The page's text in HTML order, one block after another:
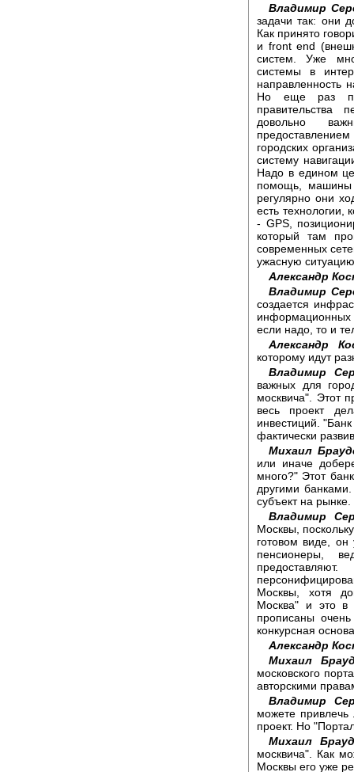
Владимир
задачи так: они
Как принято
и front end
систем. Уже
системы в
направленность
Но еще раз
правительства
довольно
городских
систему
Надо в едином
помощь,
регулярно они
есть технологии,
- GPS,
который там
современных
ужасную
Александр
Владимир
создается
информационных
если надо, то и
Александр
которому идут
Владимир
важных для
москвича". Этот
весь проект
инвестиций.
фактически
Михаил
или иначе
много?" Этот
другими
субъект на
Владимир
Москвы,
готовом виде,
пенсионеры,
Москвы, хотя
Москва" и это в
прописаны
конкурсная
Александр
Михаил
московского
авторскими
Владимир
можете привлечь
проект. Но
Михаил
москвича". Как
Москвы его уже